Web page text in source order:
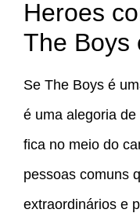
Heroes
The Boys
Se The Boys é
é uma alegoria
fica no meio do
pessoas comuns
extraordinários e